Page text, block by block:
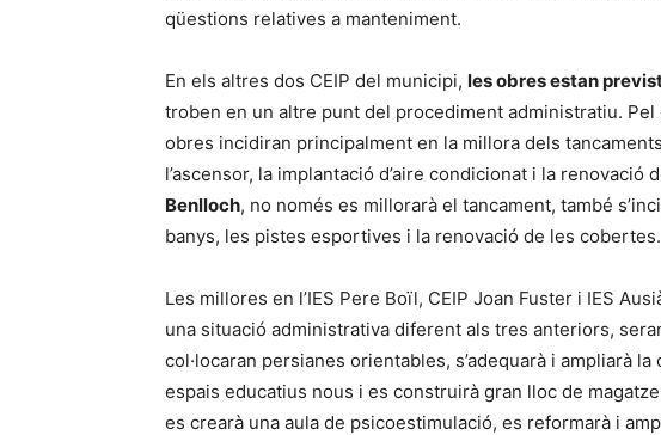
qüestions relatives a manteniment.
En els altres dos CEIP del municipi, les obres estan
troben en un altre punt del procediment administratiu. Pel
obres incidiran principalment en la millora dels
l’ascensor, la implantació d’aire condicionat i la renovació
Benlloch, no només es millorarà el tancament, també
banys, les pistes esportives i la renovació de les cobertes.
Les millores en l’IES Pere Boïl, CEIP Joan Fuster i IES
una situació administrativa diferent als tres anteriors,
col·locaran persianes orientables, s’adequarà i ampliarà
espais educatius nous i es construirà gran lloc de
es crearà una aula de psicoestimulació, es reformarà i